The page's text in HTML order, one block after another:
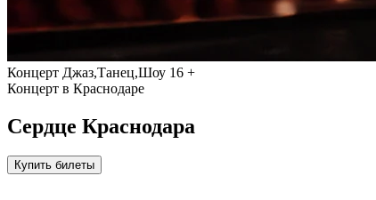
Концерт Джаз,Танец,Шоу 16 +
Концерт в Краснодаре
Сердце Краснодара
Купить билеты